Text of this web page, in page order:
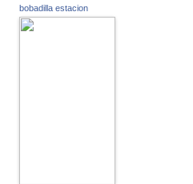
bobadilla estacion